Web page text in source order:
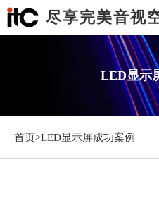
尽享完美音视
LED显示
首页>LED显示屏成功案例